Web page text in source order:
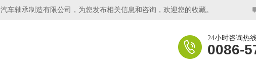
车轴承制造有限公司，为您发布相关信息和咨询，欢迎您的收藏。
24小时咨询热
0086-